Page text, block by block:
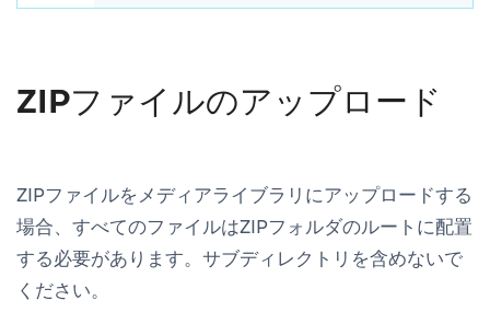
ZIPファイルのアップロード
ZIPファイルをメディアライブラリにアップロードする
場合、すべてのファイルはZIPフォルダのルートに配置
する必要があります。サブディレクトリを含めないで
ください。